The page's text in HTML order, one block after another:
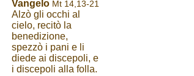
Vangelo Mt 14,13-21
Alzò gli occhi al
cielo, recitò la
benedizione,
spezzò i pani e li
diede ai discepoli, e
i discepoli alla folla.